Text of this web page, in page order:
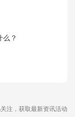
么？
注，获取最新资讯活动